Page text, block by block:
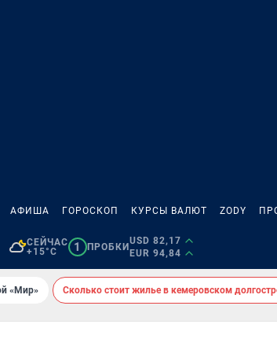
АФИША ГОРОСКОП КУРСЫ ВАЛЮТ ZODY
СЕЙЧАС
+15°C
1 ПРОБКИ
USD 82,17
EUR 94,84
«Мир» Сколько стоит жилье в кемеровском